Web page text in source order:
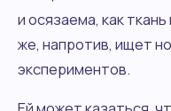
и осязаема, как
же, напротив, ищет
экспериментов.